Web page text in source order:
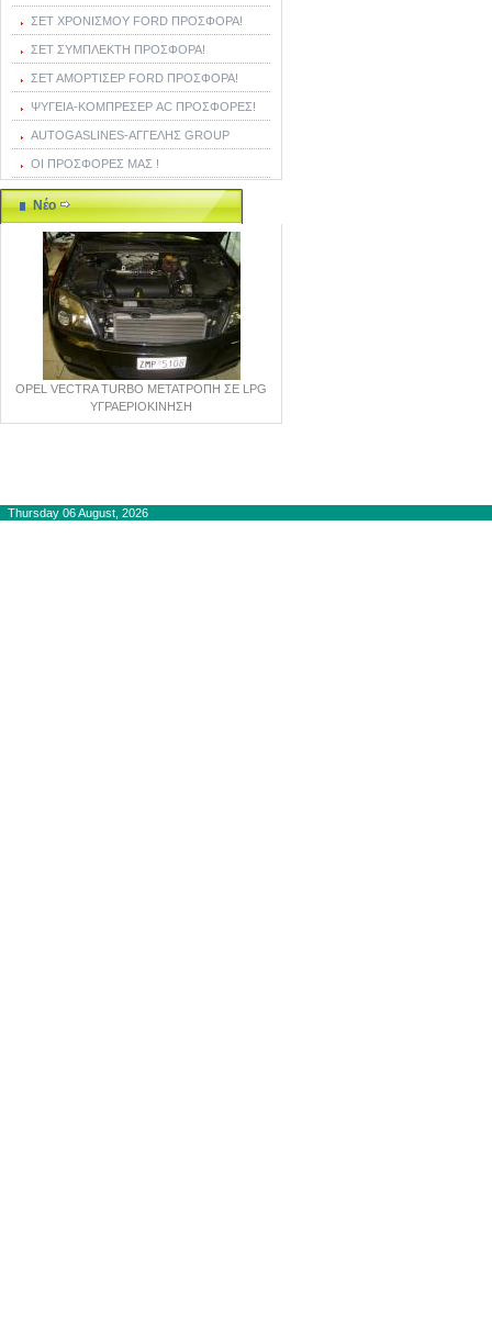
ΣΕΤ ΧΡΟΝΙΣΜΟΥ FORD ΠΡΟΣΦΟΡΑ!
ΣΕΤ ΣΥΜΠΛΕΚΤΗ ΠΡΟΣΦΟΡΑ!
ΣΕΤ ΑΜΟΡΤΙΣΕΡ FORD ΠΡΟΣΦΟΡΑ!
ΨΥΓΕΙΑ-ΚΟΜΠΡΕΣΕΡ AC ΠΡΟΣΦΟΡΕΣ!
AUTOGASLINES-ΑΓΓΕΛΗΣ GROUP
ΟΙ ΠΡΟΣΦΟΡΕΣ ΜΑΣ !
Νέο
OPEL VECTRA TURBO ΜΕΤΑΤΡΟΠΗ ΣΕ LPG
ΥΓΡΑΕΡΙΟΚΙΝΗΣΗ
Thursday 06 August, 2026